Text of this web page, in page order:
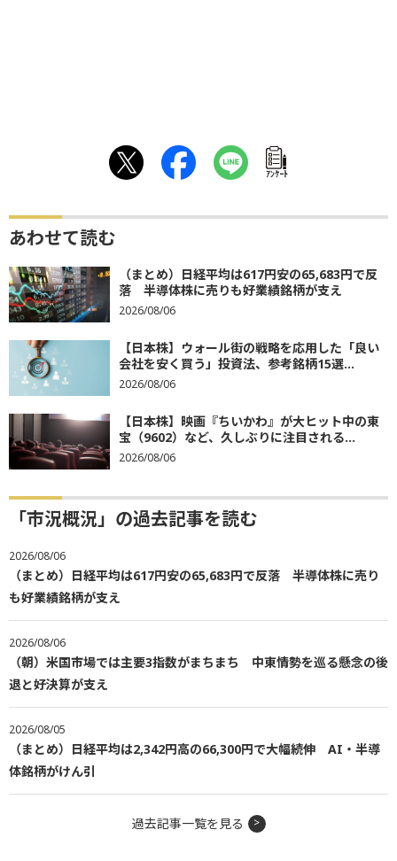
ｱﾝｹｰﾄ
あわせて読む
（まとめ）日経平均は617円安の65,683円で反
落 半導体株に売りも好業績銘柄が支え
2026/08/06
【日本株】ウォール街の戦略を応用した「良い
会社を安く買う」投資法、参考銘柄15選...
2026/08/06
【日本株】映画『ちいかわ』が大ヒット中の東
宝（9602）など、久しぶりに注目される...
2026/08/06
「市況概況」の過去記事を読む
2026/08/06
（まとめ）日経平均は617円安の65,683円で反落 半導体株に売り
も好業績銘柄が支え
2026/08/06
（朝）米国市場では主要3指数がまちまち 中東情勢を巡る懸念の後
退と好決算が支え
2026/08/05
（まとめ）日経平均は2,342円高の66,300円で大幅続伸 AI・半導
体銘柄がけん引
過去記事一覧を見る